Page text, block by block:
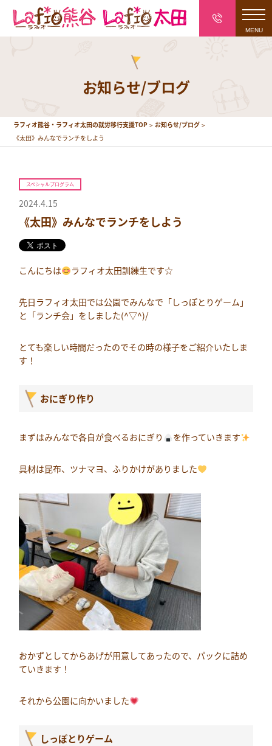
お知らせ/ブログ
ラフィオ熊谷・ラフィオ太田の就労移行支援TOP
お知らせ/ブログ
《太田》みんなでランチをしよう
スペシャルプログラム
2024.4.15
《太田》みんなでランチをしよう
こんにちは ラフィオ太田訓練生です☆
先日ラフィオ太田では公園でみんなで「しっぽとりゲーム」
と「ランチ会」をしました(^▽^)/
とても楽しい時間だったのでその時の様子をご紹介いたしま
す！
おにぎり作り
まずはみんなで各自が食べるおにぎり を作っていきます
具材は昆布、ツナマヨ、ふりかけがありました
おかずとしてからあげが用意してあったので、パックに詰め
ていきます！
それから公園に向かいました
しっぽとりゲーム